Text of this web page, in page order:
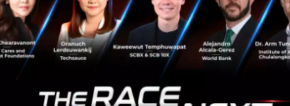
PR News defi forward Chainlink BNB Smart Chain